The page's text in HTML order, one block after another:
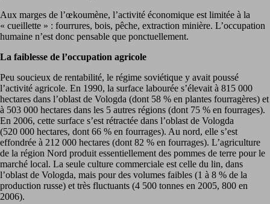
Aux marges de l’œkoumène, l’activité économique est limitée à la
« cueillette » : fourrures, bois, pêche, extraction minière. L’occupation
humaine n’est donc pensable que ponctuellement.
La faiblesse de l’occupation agricole
Peu soucieux de rentabilité, le régime soviétique y avait poussé
l’activité agricole. En 1990, la surface labourée s’élevait à 815 000
hectares dans l’oblast de Vologda (dont 58 % en plantes fourragères) et
à 503 000 hectares dans les 5 autres régions (dont 75 % en fourrages).
En 2006, cette surface s’est rétractée dans l’oblast de Vologda
(520 000 hectares, dont 66 % en fourrages). Au nord, elle s’est
effondrée à 212 000 hectares (dont 82 % en fourrages). L’agriculture
de la région Nord produit essentiellement des pommes de terre pour le
marché local. La seule culture commerciale est celle du lin, dans
l’oblast de Vologda, mais pour des volumes faibles (1 à 8 % de la
production russe) et très fluctuants (4 500 tonnes en 2005, 800 en
2006).